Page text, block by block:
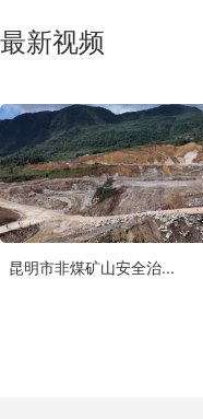
最新视频
昆明市非煤矿山安全治...